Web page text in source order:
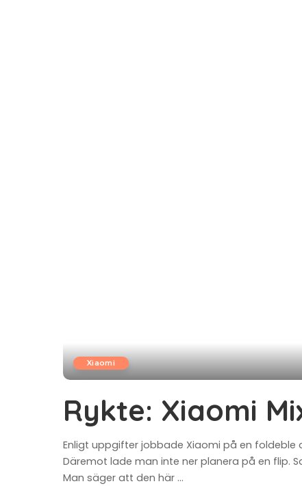
Xiaomi
Rykte: Xiaomi
Enligt uppgifter jobbade Xiaomi på en foldeble
Däremot lade man inte ner planera på en flip.
Man säger att den här ...